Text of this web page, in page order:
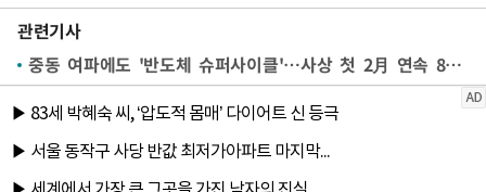
관련기사
중동 여파에도 '반도체 슈퍼사이클'…사상 첫 2月 연속 800억불↑(종합2보)